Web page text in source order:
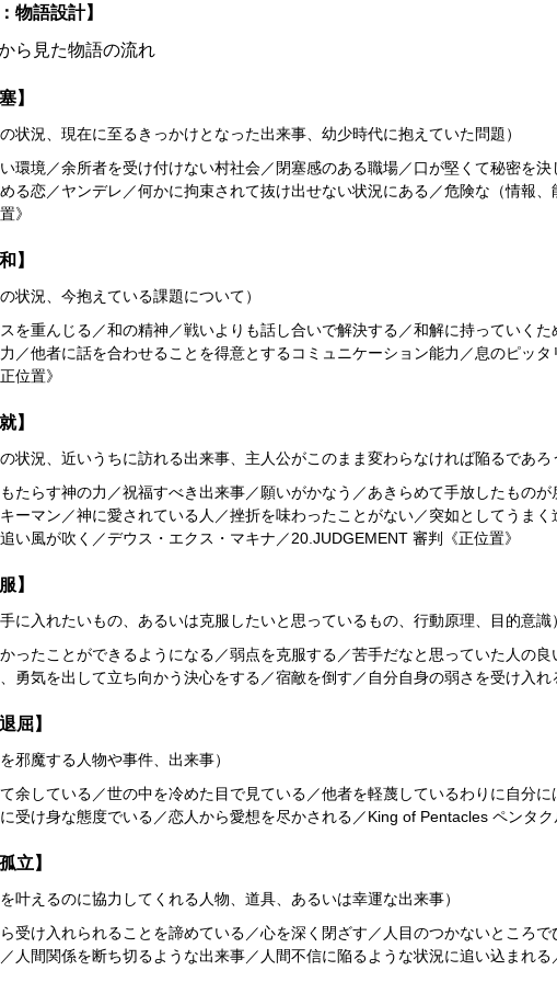
物語設計】
ら見た物語の流れ
】
の状況、現在に至るきっかけとなった出来事、幼少時代に抱えていた問題）
環境／余所者を受け付けない村社会／閉塞感のある職場／口が堅くて秘密を
る恋／ヤンデレ／何かに拘束されて抜け出せない状況にある／危険な（情報
》
】
状況、今抱えている課題について）
を重んじる／和の精神／戦いよりも話し合いで解決する／和解に持っていく
／他者に話を合わせることを得意とするコミュニケーション能力／息のピッ
位置》
】
の状況、近いうちに訪れる出来事、主人公がこのまま変わらなければ陥るであろ
たらす神の力／祝福すべき出来事／願いがかなう／あきらめて手放したもの
ーマン／神に愛されている人／挫折を味わったことがない／突如としてうま
い風が吹く／デウス・エクス・マキナ／20.JUDGEMENT 審判《正位置》
】
手に入れたいもの、あるいは克服したいと思っているもの、行動原理、目的意識）
ったことができるようになる／弱点を克服する／苦手だなと思っていた人の
勇気を出して立ち向かう決心をする／宿敵を倒す／自分自身の弱さを受け入れ
屈】
邪魔する人物や事件、出来事）
余している／世の中を冷めた目で見ている／他者を軽蔑しているわりに自分
受け身な態度でいる／恋人から愛想を尽かされる／King of Pentacles ペンタク
立】
を叶えるのに協力してくれる人物、道具、あるいは幸運な出来事）
受け入れられることを諦めている／心を深く閉ざす／人目のつかないところ
人間関係を断ち切るような出来事／人間不信に陥るような状況に追い込まれる